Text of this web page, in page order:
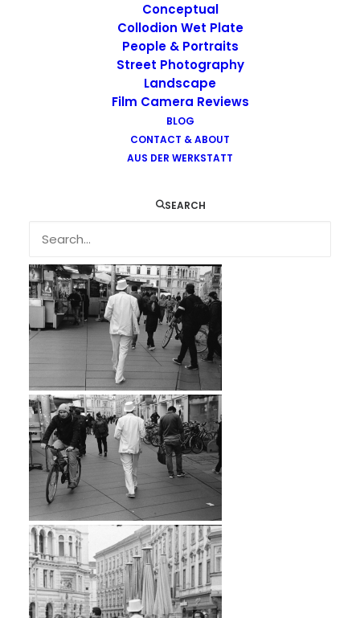
Conceptual
Collodion Wet Plate
People & Portraits
Street Photography
Landscape
Film Camera Reviews
BLOG
CONTACT & ABOUT
AUS DER WERKSTATT
SEARCH
Images tagged "zorki-1"
Images tagged "zorki-1"
…
…
…